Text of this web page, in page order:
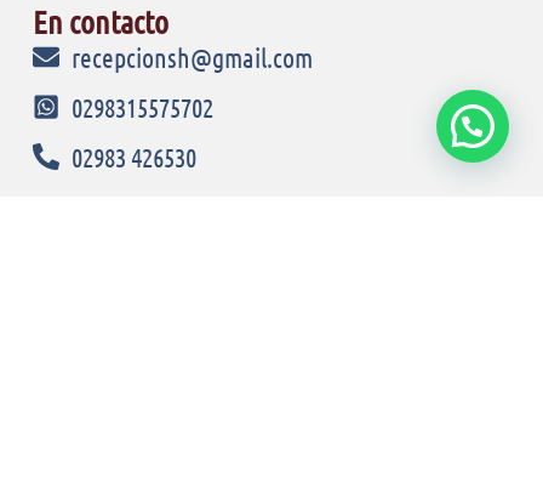
En contacto
recepcionsh@gmail.com
0298315575702
02983 426530